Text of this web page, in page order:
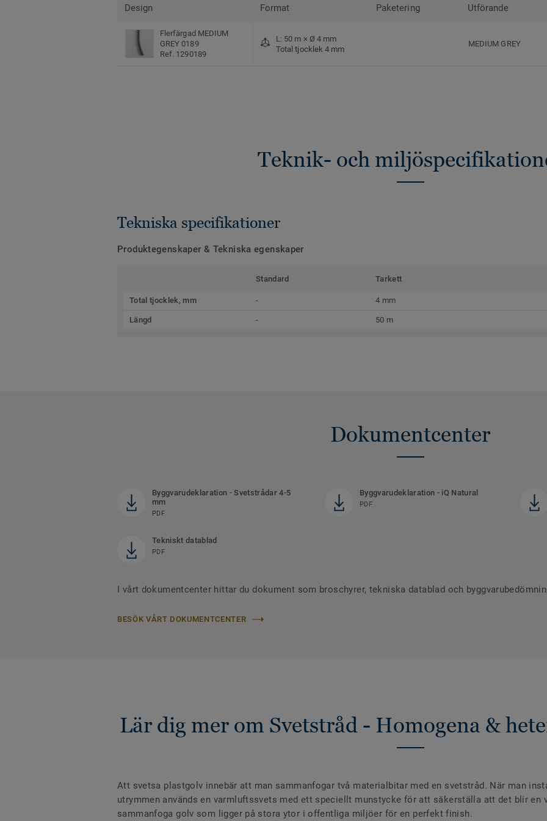
Design Format Paketering Utförande
Flerfärgad MEDIUM
GREY 0189
Ref. 1290189
L: 50 m × Ø 4 mm
Total tjocklek 4 mm
MEDIUM GREY
Teknik- och
Tekniska specifikationer
Produktegenskaper & Tekniska egenskaper
Standard Tarkett
Total tjocklek, mm - 4 mm
Längd - 50 m
Dokumentcenter
Byggvarudeklaration - Svetstrådar 4-5
mm
PDF
Byggvarudeklaration - iQ Natural
PDF
Tekniskt datablad
PDF
I vårt dokumentcenter hittar du dokument som broschyrer, tekniska datablad och
BESÖK VÅRT DOKUMENTCENTER
Lär dig mer om Svetstråd - Homogena &
Att svetsa plastgolv innebär att man sammanfogar två materialbitar med en svetstråd. När man
utrymmen används en varmluftssvets med ett speciellt munstycke för att säkerställa att det blir en
sammanfoga golv som ligger på stora ytor i offentliga miljöer för en perfekt finish.